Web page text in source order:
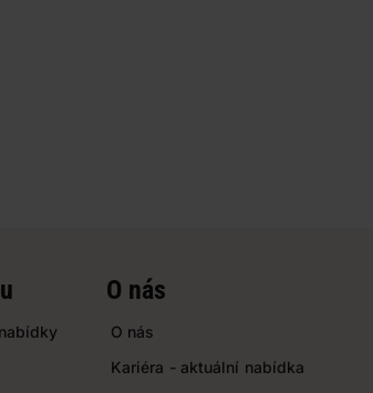
O nás
O nás
Kariéra - aktuální nabídka